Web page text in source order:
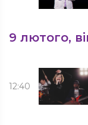
9 лютого,
12:40